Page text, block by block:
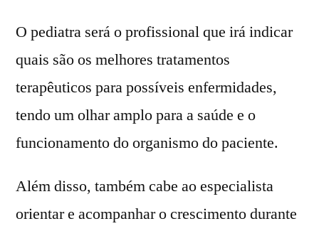
O pediatra será o profissional que irá indicar
quais são os melhores tratamentos
terapêuticos para possíveis enfermidades,
tendo um olhar amplo para a saúde e o
funcionamento do organismo do paciente.
Além disso, também cabe ao especialista
orientar e acompanhar o crescimento durante